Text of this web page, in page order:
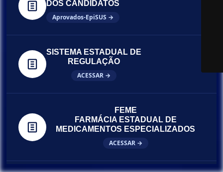
DOS CANDIDATOS
Aprovados-EpiSUS →
SISTEMA ESTADUAL DE
REGULAÇÃO
ACESSAR →
FEME
FARMÁCIA ESTADUAL DE
MEDICAMENTOS ESPECIALIZADOS
ACESSAR →